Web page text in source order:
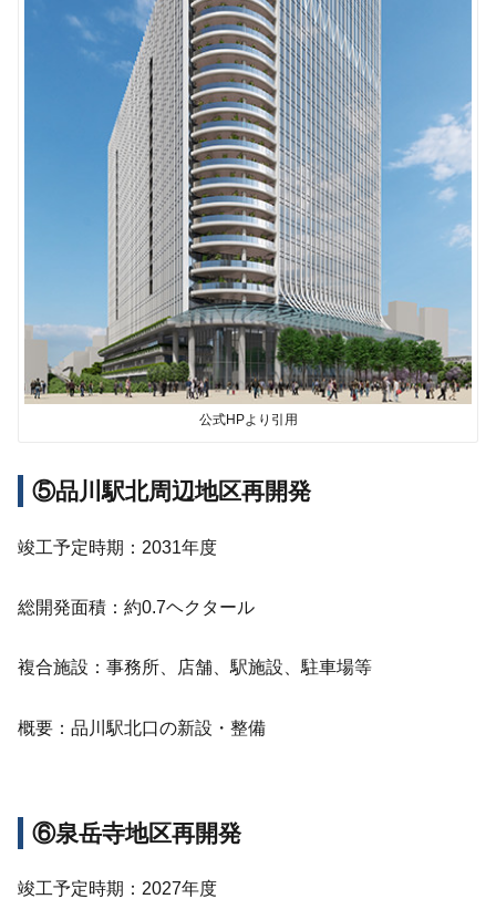
公式HPより引用
⑤品川駅北周辺地区再開発
竣工予定時期：2031年度
総開発面積：約0.7ヘクタール
複合施設：事務所、店舗、駅施設、駐車場等
概要：品川駅北口の新設・整備
⑥泉岳寺地区再開発
竣工予定時期：2027年度